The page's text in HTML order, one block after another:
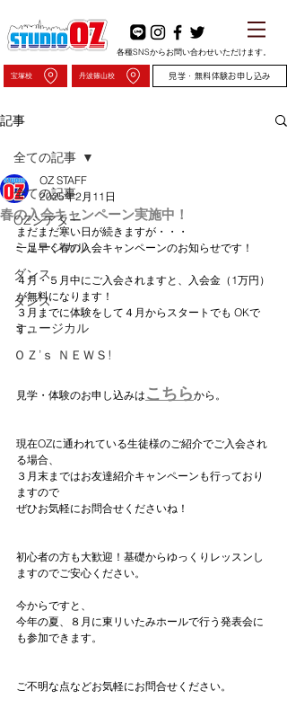
各種SNSからお問い合わせいただけます。
宝塚校 丹波篠山校 見学・無料体験お申し込み
記事
全ての記事
OZシアター
ミュージカル
ダンス
ダンス
ミュージカル
ＯＺ’ｓ ＮＥＷＳ!
全ての記事
春の入会キャンペーン実施中！
OZ STAFF
2025年2月11日
まだまだ寒い日が続きますが・・・
一足早く春の入会キャンペーンのお知らせです！
４月・５月中にご入会されますと、入会金（1万円）
が無料になります！
３月までに体験をして４月からスタートでも OKで
す。
見学・体験のお申し込みは こちらから。
現在OZに通われている生徒様のご紹介でご入会され
る場合、
３月末まではお友達紹介キャンペーンも行っており
ますので
ぜひお気軽にお問合せくださいね！
初心者の方も大歓迎！基礎からゆっくりレッスンし
ますのでご安心ください。
今からですと、
今年の夏、８月に東リいたみホールで行う発表会に
も参加できます。
ご不明な点などお気軽にお問合せください。